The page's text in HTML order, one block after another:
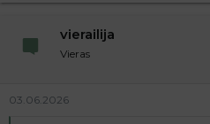
vierailija
Vieras
03.06.2026